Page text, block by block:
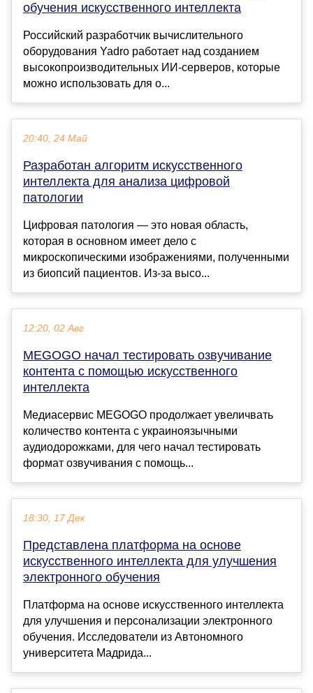
обучения искусственного интеллекта
Российский разработчик вычислительного
оборудования Yadro работает над созданием
высокопроизводительных ИИ-серверов, которые
можно использовать для о...
20:40, 24 Май
Разработан алгоритм искусственного
интеллекта для анализа цифровой
патологии
Цифровая патология — это новая область,
которая в основном имеет дело с
микроскопическими изображениями, полученными
из биопсий пациентов. Из-за высо...
12:20, 02 Авг
MEGOGO начал тестировать озвучивание
контента с помощью искусственного
интеллекта
Медиасервис MEGOGO продолжает увеличвать
количество контента с украиноязычными
аудиодорожками, для чего начал тестировать
формат озвучивания с помощь...
18:30, 17 Дек
Представлена платформа на основе
искусственного интеллекта для улучшения
электронного обучения
Платформа на основе искусственного интеллекта
для улучшения и персонализации электронного
обучения. Исследователи из Автономного
университета Мадрида...